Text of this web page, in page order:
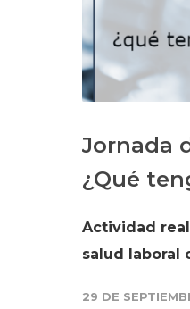
Jornada
¿Qué
Actividad
salud laboral
29 DE